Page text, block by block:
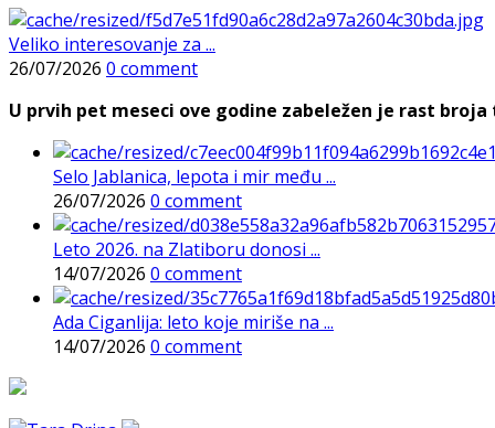
Veliko interesovanje za ...
26/07/2026 0 comment
U prvih pet meseci ove godine zabeležen je rast
Selo Jablanica, lepota i mir među ...
26/07/2026 0 comment
Leto 2026. na Zlatiboru donosi ...
14/07/2026 0 comment
Ada Ciganlija: leto koje miriše na ...
14/07/2026 0 comment